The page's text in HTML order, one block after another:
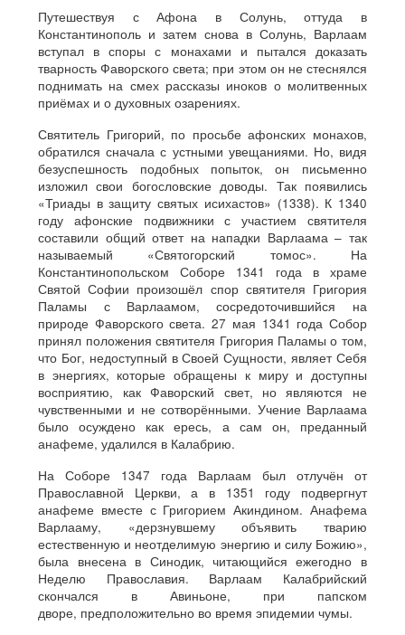
Путешествуя с Афона в Солунь, оттуда в
Константинополь и затем снова в Солунь, Варлаам
вступал в споры с монахами и пытался доказать
тварность Фаворского света; при этом он не стеснялся
поднимать на смех рассказы иноков о молитвенных
приёмах и о духовных озарениях.
Святитель Григорий, по просьбе афонских монахов,
обратился сначала с устными увещаниями. Но, видя
безуспешность подобных попыток, он письменно
изложил свои богословские доводы. Так появились
«Триады в защиту святых исихастов» (1338). К 1340
году афонские подвижники с участием святителя
составили общий ответ на нападки Варлаама – так
называемый «Святогорский томос». На
Константинопольском Соборе 1341 года в храме
Святой Софии произошёл спор святителя Григория
Паламы с Варлаамом, сосредоточившийся на
природе Фаворского света. 27 мая 1341 года Собор
принял положения святителя Григория Паламы о том,
что Бог, недоступный в Своей Сущности, являет Себя
в энергиях, которые обращены к миру и доступны
восприятию, как Фаворский свет, но являются не
чувственными и не сотворёнными. Учение Варлаама
было осуждено как ересь, а сам он, преданный
анафеме, удалился в Калабрию.
На Соборе 1347 года Варлаам был отлучён от
Православной Церкви, а в 1351 году подвергнут
анафеме вместе с Григорием Акиндином. Анафема
Варлааму, «дерзнувшему объявить тварию
естественную и неотделимую энергию и силу Божию»,
была внесена в Синодик, читающийся ежегодно в
Неделю Православия. Варлаам Калабрийский
скончался в Авиньоне, при папском
дворе, предположительно во время эпидемии чумы.